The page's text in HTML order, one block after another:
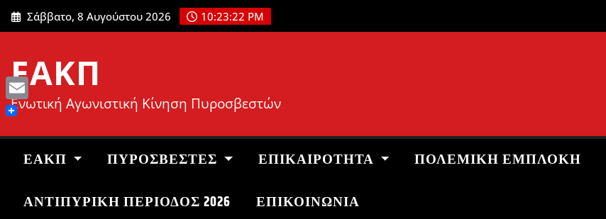
Μετάβαση
στο
Σάββατο, 8 Αυγούστου 2026 10:23:23 PM
ΕΑΚΠ
Ενωτική Αγωνιστική Κίνηση Πυροσβεστών
ΕΑΚΠ ΠΥΡΟΣΒΈΣΤΕΣ ΕΠΙΚΑΙΡΌΤΗΤΑ ΠΟΛΕΜΙΚΉ ΕΜΠΛΟΚΉ
ΑΝΤΙΠΥΡΙΚΉ ΠΕΡΊΟΔΟΣ 2026 ΕΠΙΚΟΙΝΩΝΙΑ
Email